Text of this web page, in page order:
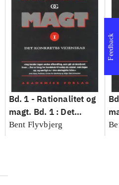
Bd. 1 - Rationalitet og
magt. Bd. 1 : Det
konkretes videnskab
Bent Flyvbjerg
Feedback